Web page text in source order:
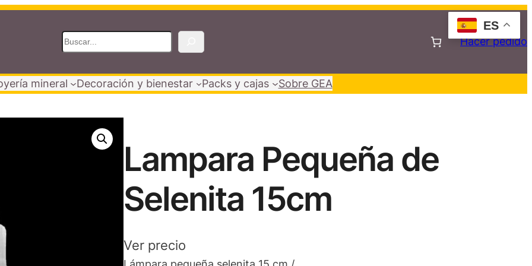
B
u
s
c
r
Hacer pedido
mineral Decoración y bienestar Packs y cajas Sobre GEA
Lampara Pequeña de
Selenita 15cm
Ver precio
ES